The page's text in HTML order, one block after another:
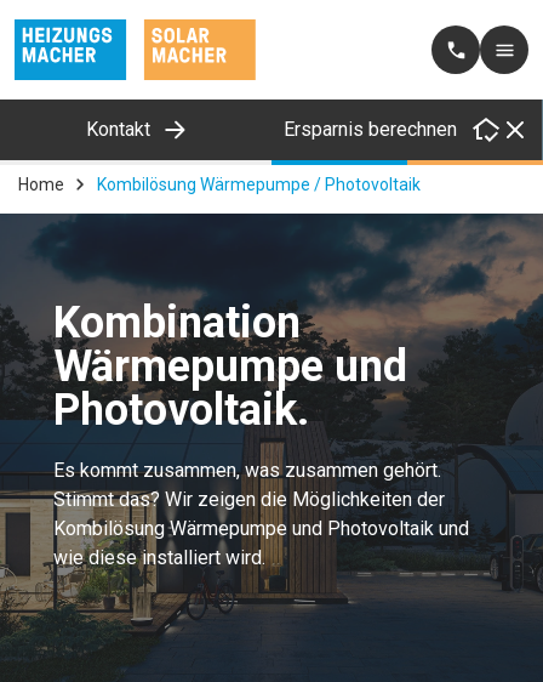
Kontakt Ersparnis berechnen
Home Kombilösung Wärmepumpe / Photovoltaik
Kombination
Wärmepumpe und
Photovoltaik.
Es kommt zusammen, was zusammen gehört.
Stimmt das? Wir zeigen die Möglichkeiten der
Kombilösung Wärmepumpe und Photovoltaik und
wie diese installiert wird.